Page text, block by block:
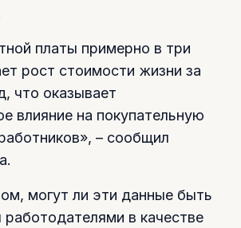
платы примерно в три
рост стоимости жизни за
что оказывает
влияние на покупательную
– сообщил
могут ли эти данные быть
работодателями в качестве